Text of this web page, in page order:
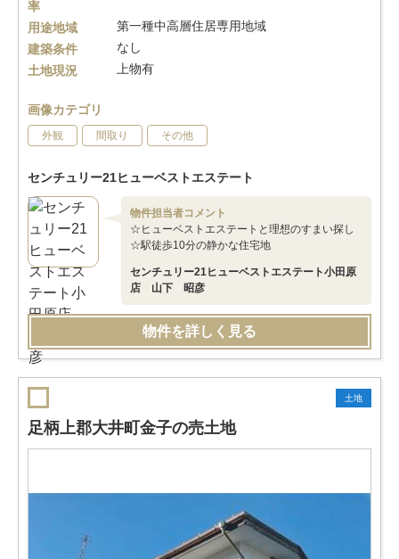
率
用途地域
第一種中高層住居専用地域
建築条件
なし
土地現況
上物有
画像カテゴリ
外観 間取り その他
センチュリー21ヒューベストエステート
物件担当者コメント
☆ヒューベストエステートと理想のすまい探し
☆駅徒歩10分の静かな住宅地
センチュリー21ヒューベストエステート小田原
店 山下 昭彦
物件を詳しく見る
土地
足柄上郡大井町金子の売土地